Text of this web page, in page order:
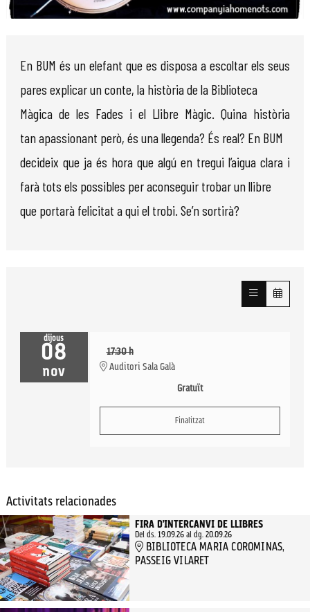
En BUM és un elefant que es disposa a escoltar els seus
pares explicar un conte, la història de la Biblioteca
Màgica de les Fades i el Llibre Màgic. Quina història
tan apassionant però, és una llegenda? És real? En BUM
decideix que ja és hora que algú en tregui l’aigua clara i
farà tots els possibles per aconseguir trobar un llibre
que portarà felicitat a qui el trobi. Se’n sortirà?
dijous
08
nov
17:30 h
Auditori Sala Galà
Gratuït
Finalitzat
Activitats relacionades
FIRA D’INTERCANVI DE LLIBRES
Del ds. 19.09.26al dg. 20.09.26
BIBLIOTECA MARIA COROMINAS,
PASSEIG VILARET